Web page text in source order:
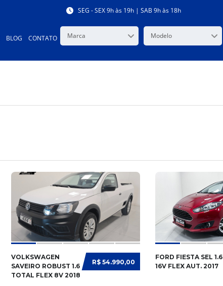
SEG - SEX 9h às 19h | SAB 9h às 18h
BLOG CONTATO Marca Modelo
R$ 54.990,00
VOLKSWAGEN
SAVEIRO ROBUST 1.6
TOTAL FLEX 8V 2018
FORD FIESTA SEL 1.6
16V FLEX AUT. 2017